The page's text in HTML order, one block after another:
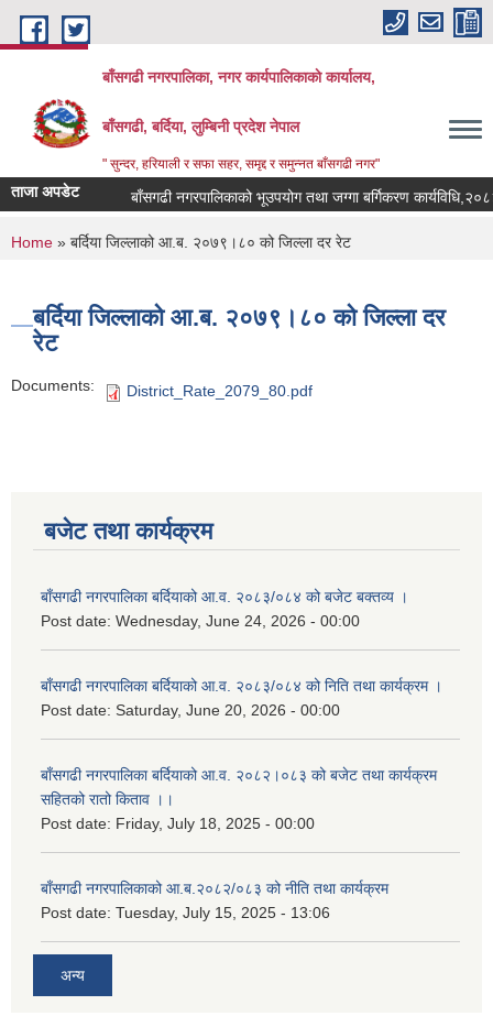
Skip to main content
बाँसगढी नगरपालिका, नगर कार्यपालिकाकाे कार्यालय,
बाँसगढी, बर्दिया, लुम्बिनी प्रदेश नेपाल
" सुन्दर, हरियाली र सफा सहर, समृद्द र समुन्नत बाँसगढी नगर"
ताजा अपडेट बाँसगढी नगरपालिकाको भूउपयोग तथा जग्गा बर्गिकरण कार्यविधि,२०८३
You are here
Home » बर्दिया जिल्लाको आ.ब. २०७९।८० को जिल्ला दर रेट
बर्दिया जिल्लाको आ.ब. २०७९।८० को जिल्ला दर
रेट
Documents: District_Rate_2079_80.pdf
बजेट तथा कार्यक्रम
बाँसगढी नगरपालिका बर्दियाको आ.व. २०८३/०८४ को बजेट बक्तव्य ।
Post date: Wednesday, June 24, 2026 - 00:00
बाँसगढी नगरपालिका बर्दियाको आ.व. २०८३/०८४ को निति तथा कार्यक्रम ।
Post date: Saturday, June 20, 2026 - 00:00
बाँसगढी नगरपालिका बर्दियाको आ.व. २०८२।०८३ को बजेट तथा कार्यक्रम
सहितको रातो किताव ।।
Post date: Friday, July 18, 2025 - 00:00
बाँसगढी नगरपालिकाको आ.ब.२०८२/०८३ को नीति तथा कार्यक्रम
Post date: Tuesday, July 15, 2025 - 13:06
अन्य